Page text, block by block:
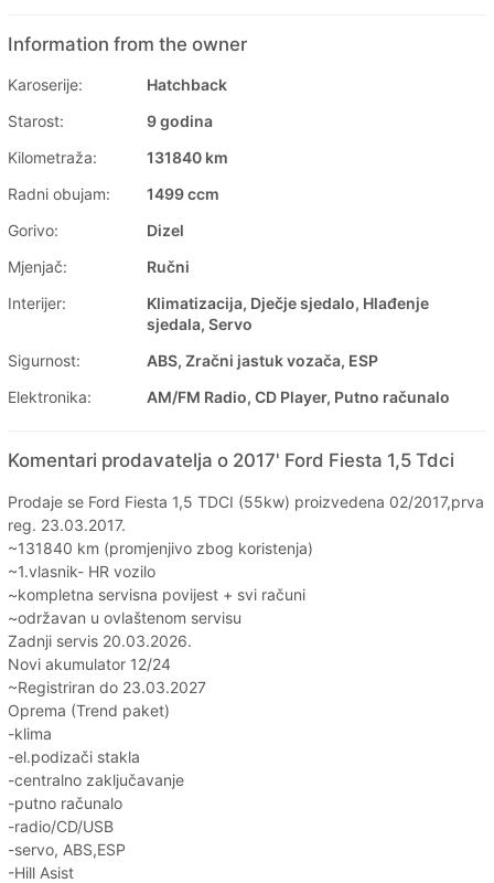
Information from the owner
Karoserije:
Hatchback
Starost:
9 godina
Kilometraža:
131840 km
Radni obujam:
1499 ccm
Gorivo:
Dizel
Mjenjač:
Ručni
Interijer:
Klimatizacija, Dječje sjedalo, Hlađenje
sjedala, Servo
Sigurnost:
ABS, Zračni jastuk vozača, ESP
Elektronika:
AM/FM Radio, CD Player, Putno računalo
Komentari prodavatelja o 2017' Ford Fiesta 1,5 Tdci
Prodaje se Ford Fiesta 1,5 TDCI (55kw) proizvedena 02/2017,prva
reg. 23.03.2017.
~131840 km (promjenjivo zbog koristenja)
~1.vlasnik- HR vozilo
~kompletna servisna povijest + svi računi
~održavan u ovlaštenom servisu
Zadnji servis 20.03.2026.
Novi akumulator 12/24
~Registriran do 23.03.2027
Oprema (Trend paket)
-klima
-el.podizači stakla
-centralno zaključavanje
-putno računalo
-radio/CD/USB
-servo, ABS,ESP
-Hill Asist